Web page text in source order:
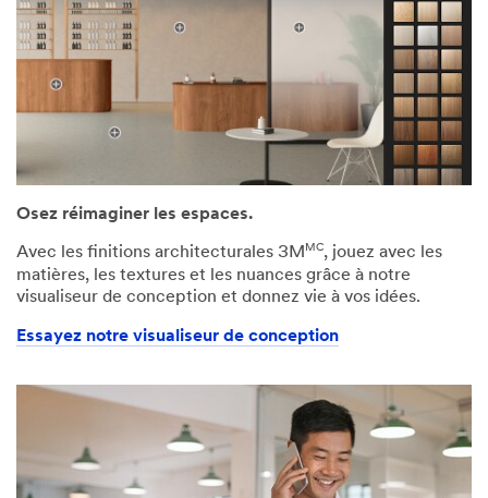
Osez réimaginer les espaces.
Avec les finitions architecturales 3MMC, jouez avec les
matières, les textures et les nuances grâce à notre
visualiseur de conception et donnez vie à vos idées.
Essayez notre visualiseur de conception